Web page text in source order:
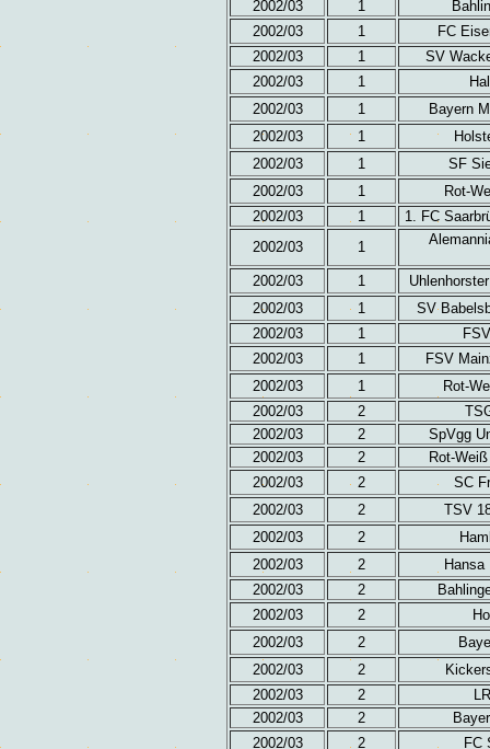
2002/03 1
2002/03
1
FC
2002/03
1
SV
2002/03
1
2002/03
1
Bayern
2002/03
1
2002/03
1
SF
2002/03
1
Rot-
2002/03
1
1. FC
2002/03
1
2002/03 1
2002/03
1
SV
2002/03
1
2002/03
1
FSV
2002/03
1
Rot-
2002/03
2
2002/03
2
SpVgg
2002/03
2
Rot-
2002/03
2
SC
2002/03
2
TSV
2002/03
2
2002/03
2
2002/03
2
2002/03
2
2002/03
2
2002/03
2
2002/03
2
2002/03
2
2002/03
2
FC